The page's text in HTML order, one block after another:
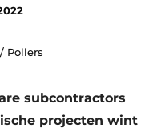
Pollers
subcontractors
projecten wint